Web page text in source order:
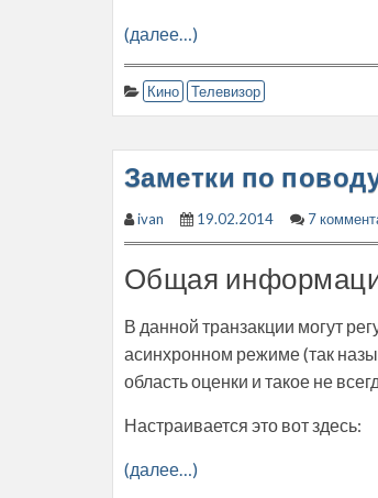
(далее…)
Кино Телевизор
Заметки по
ivan 19.02.2014 7
Общая
В данной транзакции могут
асинхронном режиме (так
область оценки и такое не
Настраивается это вот здесь:
(далее…)